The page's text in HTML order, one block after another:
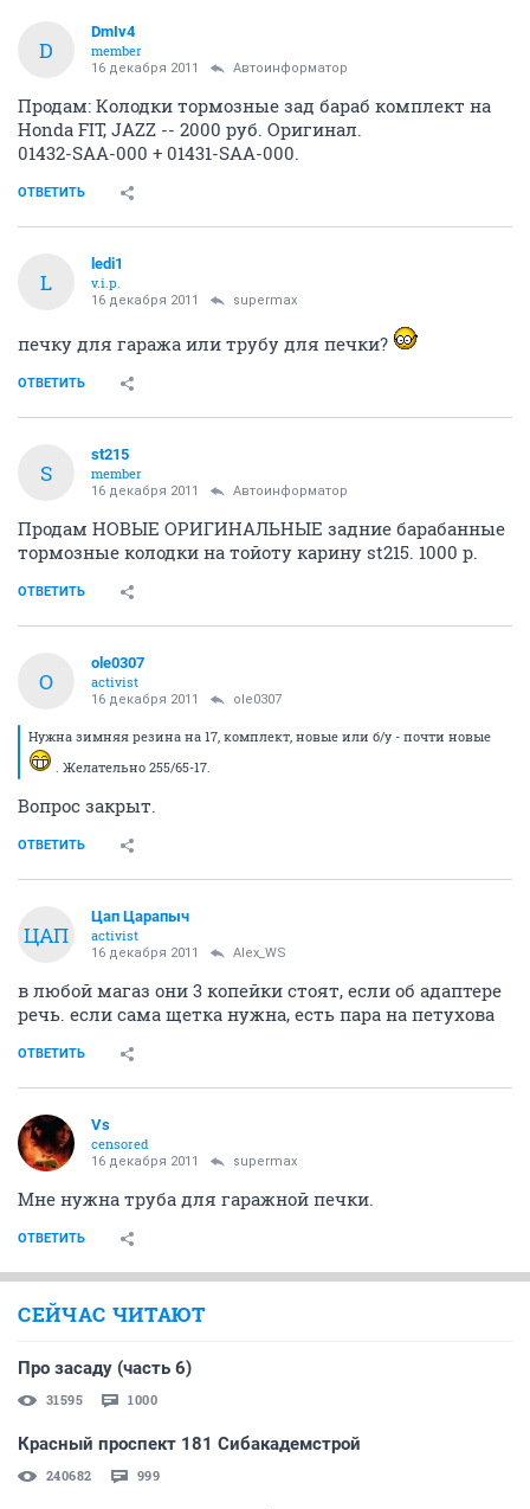
D
DmIv4
member
16 декабря 2011 Автоинформатор
Продам: Колодки тормозные зад бараб комплект на
Honda FIT, JAZZ -- 2000 руб. Оригинал.
01432-SAA-000 + 01431-SAA-000.
ОТВЕТИТЬ
L
ledi1
v.i.p.
16 декабря 2011 supermax
печку для гаража или трубу для печки?
ОТВЕТИТЬ
S
st215
member
16 декабря 2011 Автоинформатор
Продам НОВЫЕ ОРИГИНАЛЬНЫЕ задние барабанные
тормозные колодки на тойоту карину st215. 1000 р.
ОТВЕТИТЬ
O
ole0307
activist
16 декабря 2011 ole0307
Нужна зимняя резина на 17, комплект, новые или б/у - почти новые
. Желательно 255/65-17.
Вопрос закрыт.
ОТВЕТИТЬ
ЦАП
Цап Царапыч
activist
16 декабря 2011 Alex_WS
в любой магаз они 3 копейки стоят, если об адаптере
речь. если сама щетка нужна, есть пара на петухова
ОТВЕТИТЬ
Vs
censored
16 декабря 2011 supermax
Мне нужна труба для гаражной печки.
ОТВЕТИТЬ
СЕЙЧАС ЧИТАЮТ
Про засаду (часть 6)
31595 1000
Красный проспект 181 Сибакадемстрой
240682 999